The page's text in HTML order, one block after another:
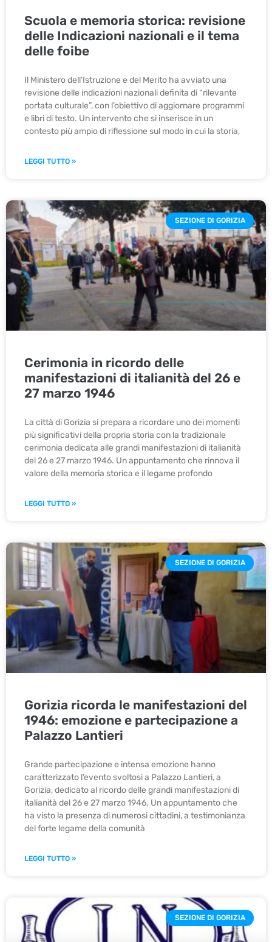
Scuola e memoria storica: revisione
delle Indicazioni nazionali e il tema
delle foibe
Il Ministero dell’Istruzione e del Merito ha avviato una
revisione delle indicazioni nazionali definita di “rilevante
portata culturale”, con l’obiettivo di aggiornare programmi
e libri di testo. Un intervento che si inserisce in un
contesto più ampio di riflessione sul modo in cui la storia,
LEGGI TUTTO »
SEZIONE DI GORIZIA
Cerimonia in ricordo delle
manifestazioni di italianità del 26 e
27 marzo 1946
La città di Gorizia si prepara a ricordare uno dei momenti
più significativi della propria storia con la tradizionale
cerimonia dedicata alle grandi manifestazioni di italianità
del 26 e 27 marzo 1946. Un appuntamento che rinnova il
valore della memoria storica e il legame profondo
LEGGI TUTTO »
SEZIONE DI GORIZIA
Gorizia ricorda le manifestazioni del
1946: emozione e partecipazione a
Palazzo Lantieri
Grande partecipazione e intensa emozione hanno
caratterizzato l’evento svoltosi a Palazzo Lantieri, a
Gorizia, dedicato al ricordo delle grandi manifestazioni di
italianità del 26 e 27 marzo 1946. Un appuntamento che
ha visto la presenza di numerosi cittadini, a testimonianza
del forte legame della comunità
LEGGI TUTTO »
SEZIONE DI GORIZIA